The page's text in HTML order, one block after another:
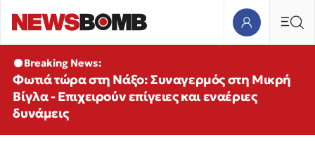
Breaking News:
Φωτιά τώρα στη Νάξο: Συναγερμός στη Μικρή
Βίγλα - Επιχειρούν επίγειες και εναέριες
δυνάμεις